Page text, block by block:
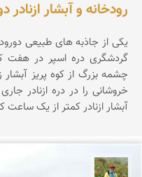
رودخانه و آبشار ازنادر
یکی از جاذبه های طبیعی
گردشگری دره اسپر در هفت
چشمه بزرگ از کوه پریز آبشار
خروشانی را در دره ازنادر
آبشار ازنادر کمتر از یک